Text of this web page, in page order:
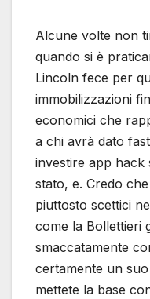
Alcune volte non
quando si è
Lincoln fece per
immobilizzazioni
economici che
a chi avrà dato
investire app hack
stato, e. Credo
piuttosto scettici
come la Bollettieri
smaccatamente
certamente un suo
mettete la base